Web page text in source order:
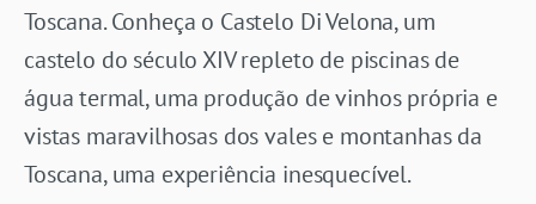
Toscana. Conheça o Castelo Di Velona, um
castelo do século XIV repleto de piscinas de
água termal, uma produção de vinhos própria e
vistas maravilhosas dos vales e montanhas da
Toscana, uma experiência inesquecível.